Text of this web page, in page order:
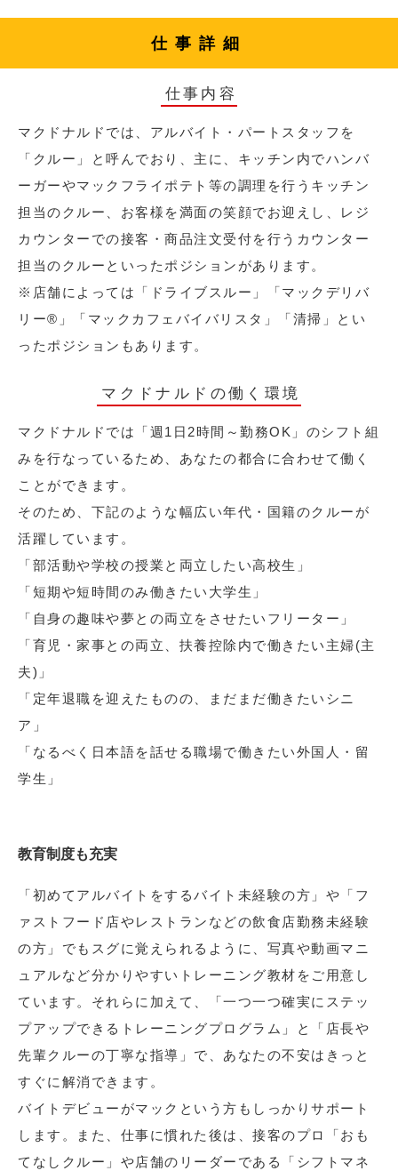
仕事詳細
仕事内容
マクドナルドでは、アルバイト・パートスタッフを
「クルー」と呼んでおり、主に、キッチン内でハンバ
ーガーやマックフライポテト等の調理を行うキッチン
担当のクルー、お客様を満面の笑顔でお迎えし、レジ
カウンターでの接客・商品注文受付を行うカウンター
担当のクルーといったポジションがあります。
※店舗によっては「ドライブスルー」「マックデリバ
リー®︎」「マックカフェバイバリスタ」「清掃」とい
ったポジションもあります。
マクドナルドの働く環境
マクドナルドでは「週1日2時間～勤務OK」のシフト組
みを行なっているため、あなたの都合に合わせて働く
ことができます。
そのため、下記のような幅広い年代・国籍のクルーが
活躍しています。
「部活動や学校の授業と両立したい高校生」
「短期や短時間のみ働きたい大学生」
「自身の趣味や夢との両立をさせたいフリーター」
「育児・家事との両立、扶養控除内で働きたい主婦(主
夫)」
「定年退職を迎えたものの、まだまだ働きたいシニ
ア」
「なるべく日本語を話せる職場で働きたい外国人・留
学生」
教育制度も充実
「初めてアルバイトをするバイト未経験の方」や「フ
ァストフード店やレストランなどの飲食店勤務未経験
の方」でもスグに覚えられるように、写真や動画マニ
ュアルなど分かりやすいトレーニング教材をご用意し
ています。それらに加えて、「一つ一つ確実にステッ
プアップできるトレーニングプログラム」と「店長や
先輩クルーの丁寧な指導」で、あなたの不安はきっと
すぐに解消できます。
バイトデビューがマックという方もしっかりサポート
します。また、仕事に慣れた後は、接客のプロ「おも
てなしクルー」や店舗のリーダーである「シフトマネ